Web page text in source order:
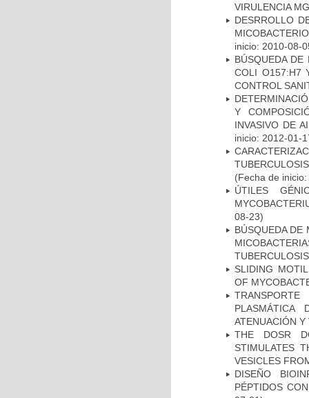
VIRULENCIA
DESRROLLO
inicio: 2010-08-
BÚSQUEDA DE
COLI O157:H7
CONTROL
Y
INVASIVO DE
inicio: 2012-01-
(Fecha de
ÚTILES
08-23)
BÚSQUEDA DE
SLIDING
OF
PLASMÁTICA
ATENUACIÓN Y
THE DOSR
STIMULATES
VESICLES
DISEÑO
PÉPTIDOS